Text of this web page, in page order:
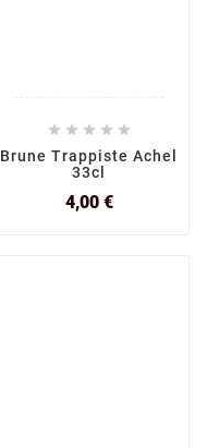
    
Brune Trappiste Achel
33cl
4,00 €Prix